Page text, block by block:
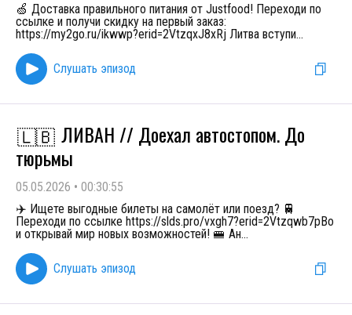
🍏 Доставка правильного питания от Justfood! Переходи по
ссылке и получи скидку на первый заказ:
https://my2go.ru/ikwwp?erid=2VtzqxJ8xRj Литва вступи...
Слушать эпизод
🇱🇧 ЛИВАН // Доехал автостопом. До
тюрьмы
05.05.2026 • 00:30:55
✈️ Ищете выгодные билеты на самолёт или поезд? 🚆
Переходи по ссылке https://slds.pro/vxgh7?erid=2Vtzqwb7pBo
и открывай мир новых возможностей! 🚝 Ан...
Слушать эпизод